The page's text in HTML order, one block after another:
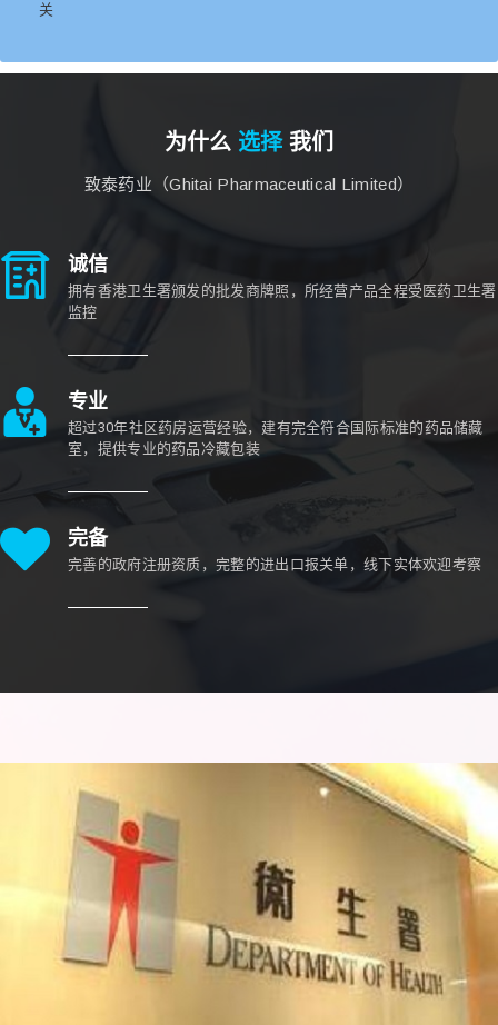
关
为什么 选择我们
致泰药业（Ghitai Pharmaceutical Limited）
诚信
拥有香港卫生署颁发的批发商牌照，所经营产品全程受医药卫生署
监控
专业
超过30年社区药房运营经验，建有完全符合国际标准的药品储藏
室，提供专业的药品冷藏包装
完备
完善的政府注册资质，完整的进出口报关单，线下实体欢迎考察